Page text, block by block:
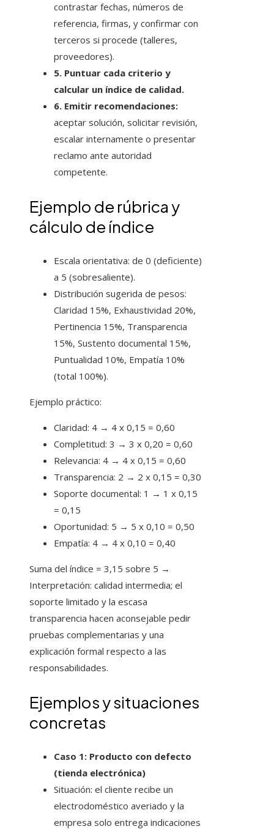
contrastar fechas, números de
referencia, firmas, y confirmar con
terceros si procede (talleres,
proveedores).
5. Puntuar cada criterio y
calcular un índice de calidad.
6. Emitir recomendaciones:
aceptar solución, solicitar revisión,
escalar internamente o presentar
reclamo ante autoridad
competente.
Ejemplo de rúbrica y
cálculo de índice
Escala orientativa: de 0 (deficiente)
a 5 (sobresaliente).
Distribución sugerida de pesos:
Claridad 15%, Exhaustividad 20%,
Pertinencia 15%, Transparencia
15%, Sustento documental 15%,
Puntualidad 10%, Empatía 10%
(total 100%).
Ejemplo práctico:
Claridad: 4 → 4 x 0,15 = 0,60
Completitud: 3 → 3 x 0,20 = 0,60
Relevancia: 4 → 4 x 0,15 = 0,60
Transparencia: 2 → 2 x 0,15 = 0,30
Soporte documental: 1 → 1 x 0,15
= 0,15
Oportunidad: 5 → 5 x 0,10 = 0,50
Empatía: 4 → 4 x 0,10 = 0,40
Suma del índice = 3,15 sobre 5 →
Interpretación: calidad intermedia; el
soporte limitado y la escasa
transparencia hacen aconsejable pedir
pruebas complementarias y una
explicación formal respecto a las
responsabilidades.
Ejemplos y situaciones
concretas
Caso 1: Producto con defecto
(tienda electrónica)
Situación: el cliente recibe un
electrodoméstico averiado y la
empresa solo entrega indicaciones